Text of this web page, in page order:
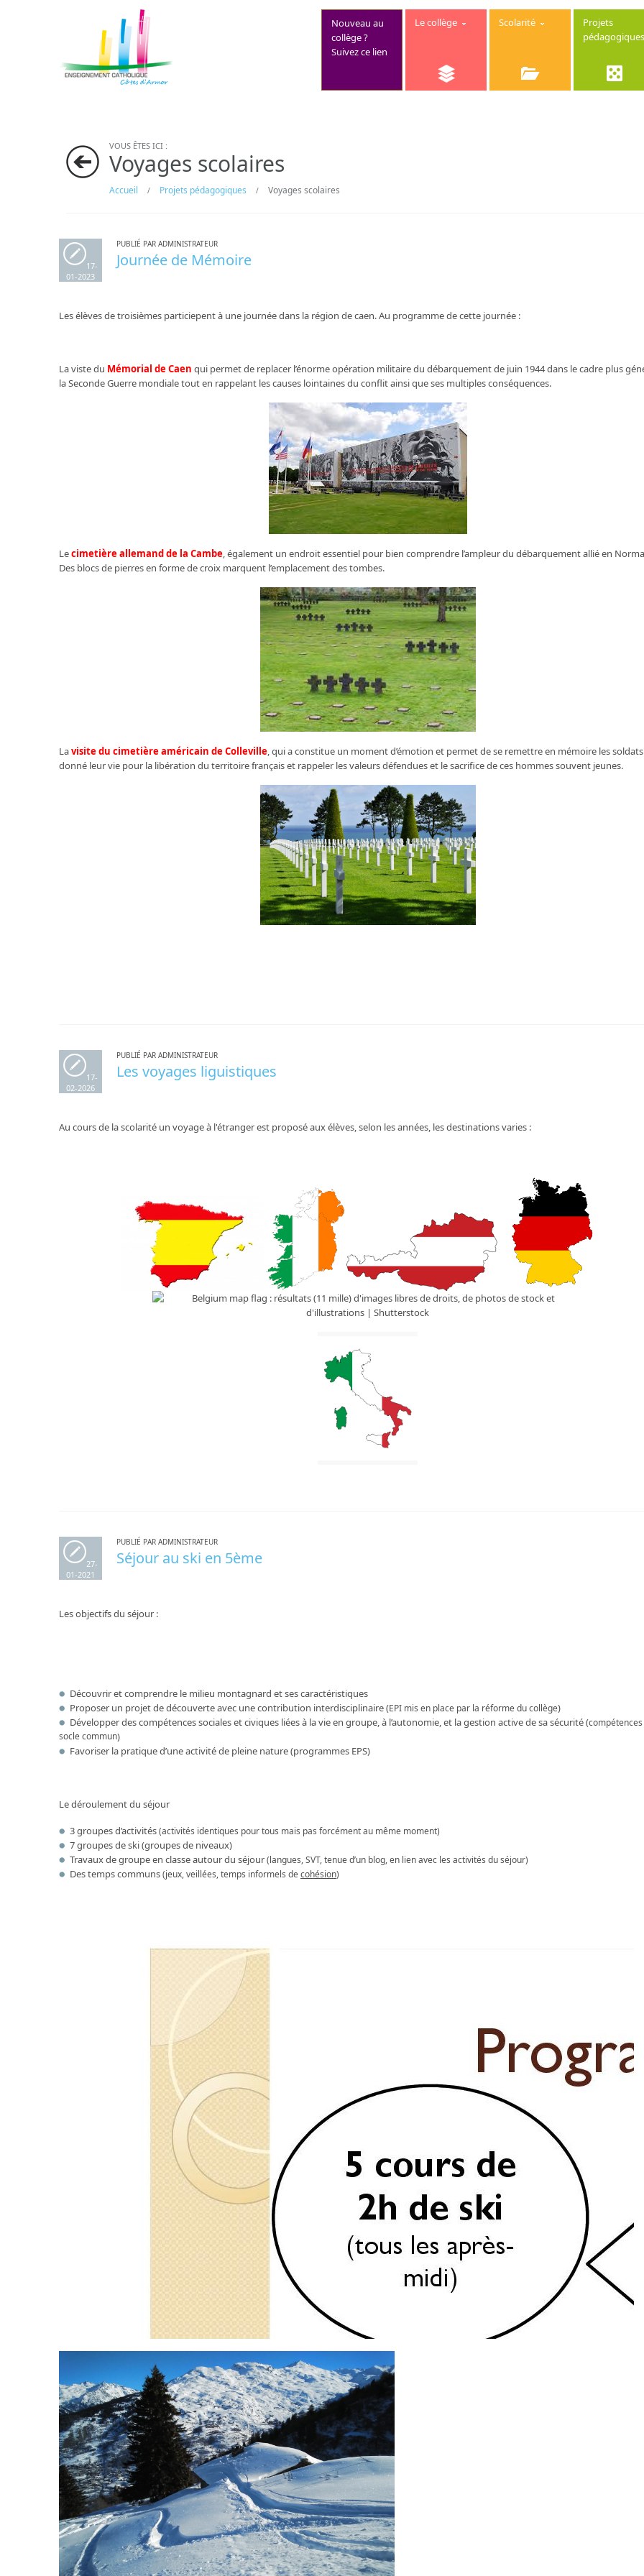
Nouveau au
collège ?
Suivez ce lien
Le collège Scolarité
Projets
pédagogiques
VOUS ÊTES ICI :
Voyages scolaires
Accueil / Projets pédagogiques / Voyages scolaires
17-
01-2023
PUBLIÉ PAR ADMINISTRATEUR
Journée de Mémoire
Les élèves de troisièmes particiepent à une journée dans la région de caen. Au programme de cette journée :
La viste du Mémorial de Caen qui permet de replacer l’énorme opération militaire du débarquement de juin 1944 dans le cadre plus
la Seconde Guerre mondiale tout en rappelant les causes lointaines du conflit ainsi que ses multiples conséquences.
Lecimetière allemand de la Cambe, également un endroit essentiel pour bien comprendre l’ampleur du débarquement allié en
Des blocs de pierres en forme de croix marquent l’emplacement des tombes.
Lavisite du cimetière américain de Colleville, qui a constitue un moment d’émotion et permet de se remettre en mémoire les
donné leur vie pour la libération du territoire français et rappeler les valeurs défendues et le sacrifice de ces hommes souvent jeunes.
17-
02-2026
PUBLIÉ PAR ADMINISTRATEUR
Les voyages liguistiques
Au cours de la scolarité un voyage à l'étranger est proposé aux élèves, selon les années, les destinations varies :
27-
01-2021
PUBLIÉ PAR ADMINISTRATEUR
Séjour au ski en 5ème
Les objectifs du séjour :
Découvrir et comprendre le milieu montagnard et ses caractéristiques
Proposer un projet de découverte avec une contribution interdisciplinaire (EPI mis en place par la réforme du collège)
Développer des compétences sociales et civiques liées à la vie en groupe, à l’autonomie, et la gestion active de sa sécurité (
socle commun)
Favoriser la pratique d’une activité de pleine nature (programmes EPS)
Le déroulement du séjour
3 groupes d’activités(activités identiques pour tous mais pas forcément au même moment)
7 groupes de ski (groupes de niveaux)
Travaux de groupe en classe autour du séjour(langues, SVT, tenue d’un blog, en lien avec les activités du séjour)
Des temps communs(jeux, veillées, temps informels decohésion)